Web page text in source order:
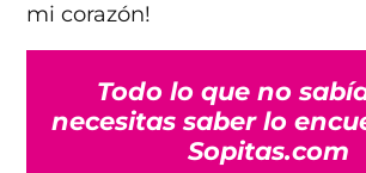
mi corazón!
Todo lo que no
necesitas saber lo
Sopitas.com